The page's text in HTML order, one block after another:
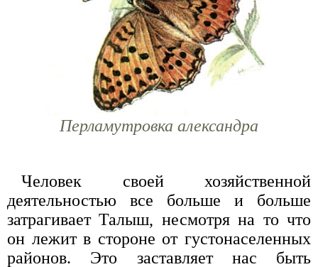
Перламутровка александра
Человек своей хозяйственной
деятельностью все больше и больше
затрагивает Талыш, несмотря на то что
он лежит в стороне от густонаселенных
районов. Это заставляет нас быть